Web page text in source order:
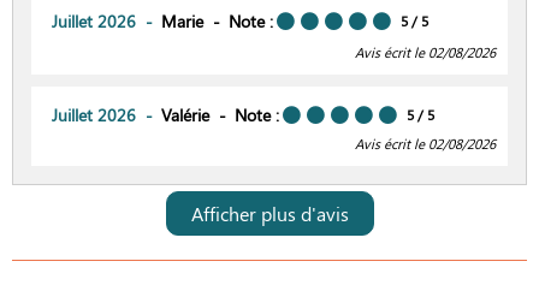
Juillet 2026 Marie Note : 5 / 5
Avis écrit le 02/08/2026
Juillet 2026 Valérie Note : 5 / 5
Avis écrit le 02/08/2026
Afficher plus d'avis